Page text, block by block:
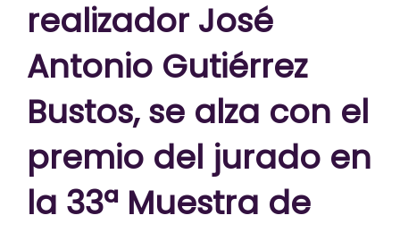
Tramita
realizador José
Antonio Gutiérrez
Bustos, se alza con el
premio del jurado en
la 33ª Muestra de